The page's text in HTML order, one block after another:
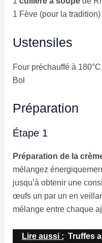
1 Fève (pour la tradition)
Ustensiles
Four préchauffé à
Bol
Préparation
Étape 1
Préparation de la
mélangez
jusqu’à obtenir une
œufs un par un en
mélange entre chaque
Lire aussi : Truffes